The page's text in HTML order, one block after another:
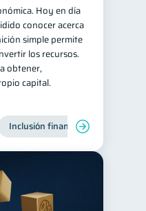
Hoy en día
conocer acerca
simple permite
los recursos.
obtener,
capital.
Inclusión financiera